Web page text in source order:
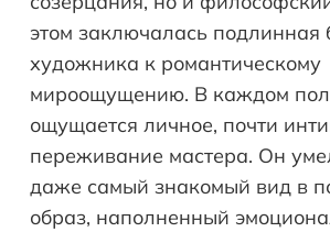
этом заключалась подлинная
художника к романтическому
мироощущению. В каждом
ощущается личное, почти
переживание мастера. Он
даже самый знакомый вид в
образ, наполненный